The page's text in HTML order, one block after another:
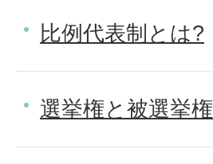
比例代表制とは?
選挙権と被選挙権